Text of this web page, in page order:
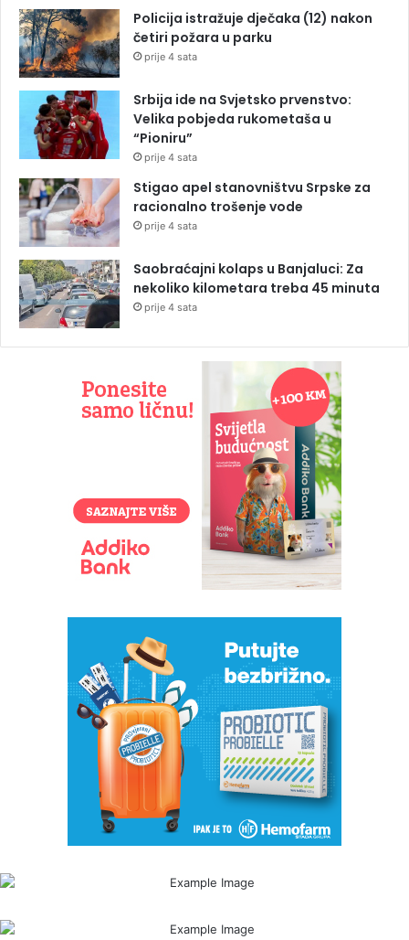
Policija istražuje dječaka (12) nakon
četiri požara u parku
prije 4 sata
Srbija ide na Svjetsko prvenstvo:
Velika pobjeda rukometaša u
“Pioniru”
prije 4 sata
Stigao apel stanovništvu Srpske za
racionalno trošenje vode
prije 4 sata
Saobraćajni kolaps u Banjaluci: Za
nekoliko kilometara treba 45 minuta
prije 4 sata